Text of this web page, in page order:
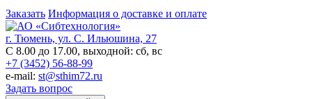
Заказать Информация о доставке и оплате
г. Тюмень, ул. С. Ильюшина, 27
С 8.00 до 17.00, выходной: сб, вс
+7 (3452) 56-88-99
e-mail: st@sthim72.ru
Задать вопрос